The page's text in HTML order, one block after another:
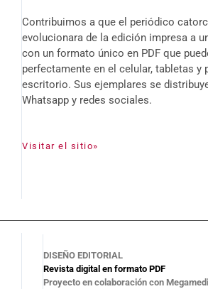
Contribuimos a que el periódico
evolucionara de la edición impresa a
con un formato único en PDF que
perfectamente en el celular, tabletas y
escritorio. Sus ejemplares se
Whatsapp y redes sociales.
Visitar el sitio»
DISEÑO EDITORIAL
Revista digital en formato PDF
Proyecto en colaboración con